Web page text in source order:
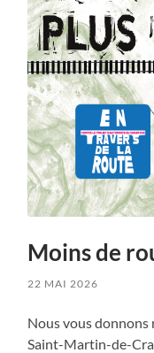
Moins de
22 MAI 2026
Nous vous donnons
Saint-Martin-de-